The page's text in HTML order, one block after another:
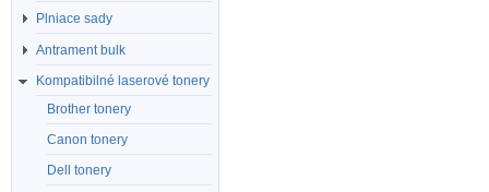
Plniace sady
Antrament bulk
Kompatibilné laserové tonery
Brother tonery
Canon tonery
Dell tonery